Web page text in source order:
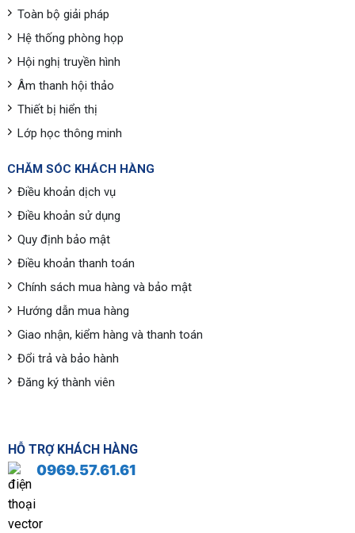
Toàn bộ giải pháp
Hệ thống phòng họp
Hội nghị truyền hình
Âm thanh hội thảo
Thiết bị hiển thị
Lớp học thông minh
CHĂM SÓC KHÁCH HÀNG
Điều khoản dịch vụ
Điều khoản sử dụng
Quy định bảo mật
Điều khoản thanh toán
Chính sách mua hàng và bảo mật
Hướng dẫn mua hàng
Giao nhận, kiểm hàng và thanh toán
Đổi trả và bảo hành
Đăng ký thành viên
HỖ TRỢ KHÁCH HÀNG
0969.57.61.61